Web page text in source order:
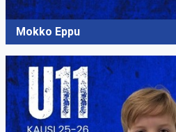
Mokko Eppu